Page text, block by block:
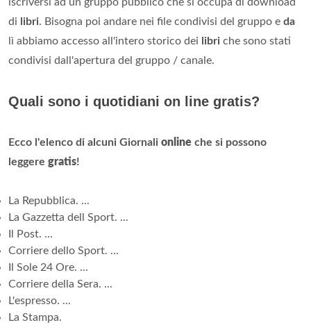
iscriversi ad un gruppo pubblico che si occupa di download
di
libri. Bisogna poi andare nei file condivisi del gruppo e da
lì abbiamo accesso all'intero storico dei
libri che sono stati
condivisi dall'apertura del gruppo / canale.
Quali sono i quotidiani on line gratis?
Ecco l'elenco di alcuni Giornali online che si possono
leggere gratis!
La Repubblica. ...
La Gazzetta dell Sport. ...
Il Post. ...
Corriere dello Sport. ...
Il Sole 24 Ore. ...
Corriere della Sera. ...
L'espresso. ...
La Stampa.